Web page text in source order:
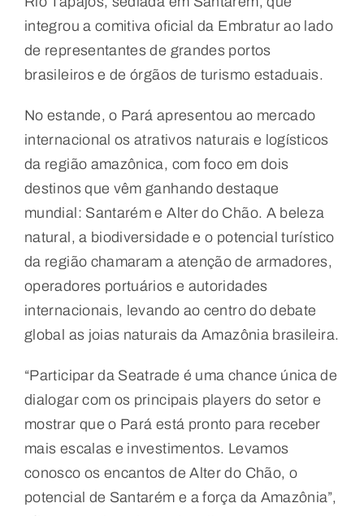
integrou a comitiva oficial da Embratur ao lado
de representantes de grandes portos
brasileiros e de órgãos de turismo estaduais.
No estande, o Pará apresentou ao mercado
internacional os atrativos naturais e logísticos
da região amazônica, com foco em dois
destinos que vêm ganhando destaque
mundial: Santarém e Alter do Chão. A beleza
natural, a biodiversidade e o potencial turístico
da região chamaram a atenção de armadores,
operadores portuários e autoridades
internacionais, levando ao centro do debate
global as joias naturais da Amazônia brasileira.
“Participar da Seatrade é uma chance única de
dialogar com os principais players do setor e
mostrar que o Pará está pronto para receber
mais escalas e investimentos. Levamos
conosco os encantos de Alter do Chão, o
potencial de Santarém e a força da Amazônia”,